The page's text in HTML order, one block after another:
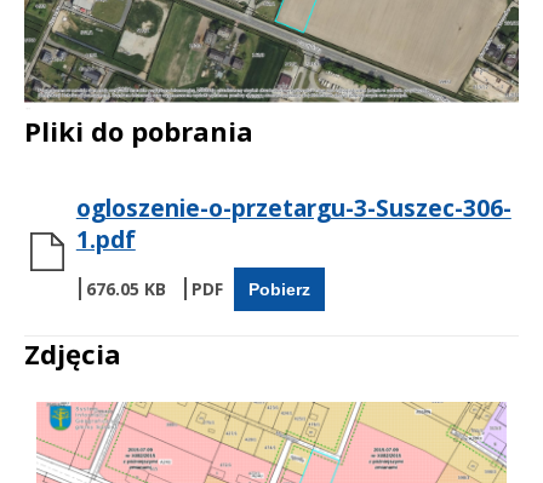
Treść
Pliki do pobrania
ogloszenie-o-przetargu-3-Suszec-306-
1.pdf
676.05 KB Pobierz
Zdjęcia